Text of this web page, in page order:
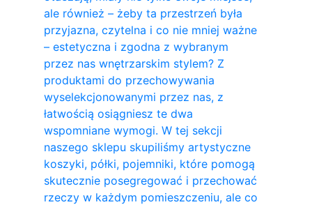
ale również – żeby ta przestrzeń była
przyjazna, czytelna i co nie mniej ważne
– estetyczna i zgodna z wybranym
przez nas wnętrzarskim stylem? Z
produktami do przechowywania
wyselekcjonowanymi przez nas, z
łatwością osiągniesz te dwa
wspomniane wymogi. W tej sekcji
naszego sklepu skupiliśmy artystyczne
koszyki, półki, pojemniki, które pomogą
skutecznie posegregować i przechować
rzeczy w każdym pomieszczeniu, ale co